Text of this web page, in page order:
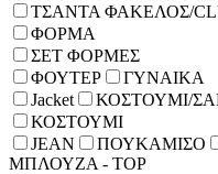
ΤΣΑΝΤΑ ΦΑΚΕΛΟΣ/
ΦΟΡΜΑ
ΣΕΤ ΦΟΡΜΕΣ
ΦΟΥΤΕΡ
ΓΥΝΑΙΚΑ
Jacket
ΚΟΣΤΟΥΜΙ/
ΚΟΣΤΟΥΜΙ
JEAN
ΠΟΥΚΑΜΙΣΟ
ΜΠΛΟΥΖΑ - TOP